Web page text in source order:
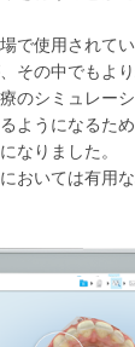
で使用されて
その中でもよ
のシミュレー
ようになるた
なりました。
おいては有用